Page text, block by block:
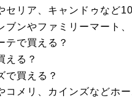
セリア、キャンドゥなど
ブンやファミリーマート
テで買える？
える？
で買える？
コメリ、カインズなどホ